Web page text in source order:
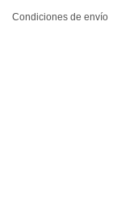
Condiciones de envío